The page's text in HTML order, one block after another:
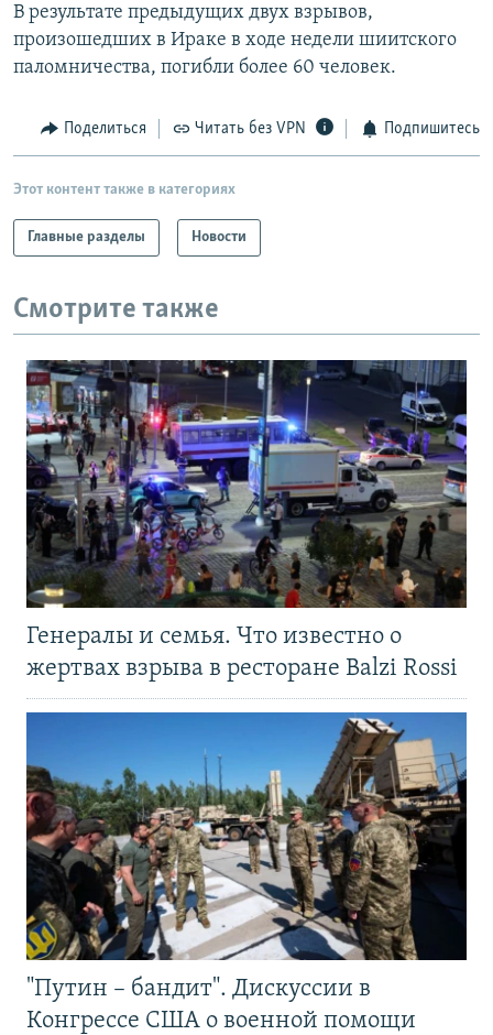
Все сайты РСЕ/РС
В результате предыдущих двух взрывов,
произошедших в Ираке в ходе недели шиитского
паломничества, погибли более 60 человек.
Поделиться Читать без VPN Подпишитесь
Этот контент также в категориях
Главные разделы Новости
Смотрите также
Генералы и семья. Что известно о
жертвах взрыва в ресторане Balzi Rossi
"Путин – бандит". Дискуссии в
Конгрессе США о военной помощи